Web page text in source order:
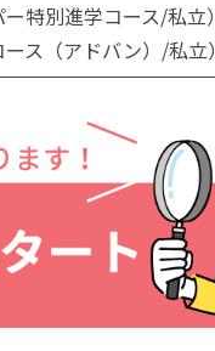
特別進学コース/私立）
ス（アドバン）/私立）